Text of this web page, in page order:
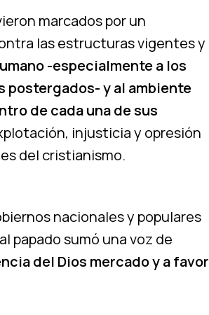
marcados por un
las estructuras vigentes y
-especialmente a los
postergados- y al ambiente
de cada una de sus
injusticia y opresión
del cristianismo.
nacionales y populares
papado sumó una voz de
del Dios mercado y a favor